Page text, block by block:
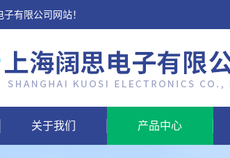
有限公司网站！
关于我们 产品中心